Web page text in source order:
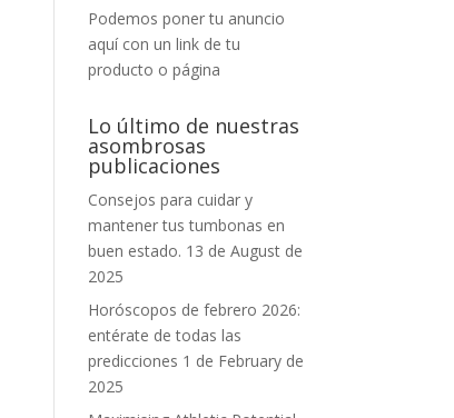
Podemos poner tu anuncio
aquí con un link de tu
producto o página
Lo último de nuestras
asombrosas
publicaciones
Consejos para cuidar y
mantener tus tumbonas en
buen estado. 13 de August de
2025
Horóscopos de febrero 2026:
entérate de todas las
predicciones 1 de February de
2025